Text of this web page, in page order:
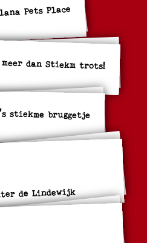
Pets Place
dan Stiekm trots!
stiekme bruggetje
de Lindewijk